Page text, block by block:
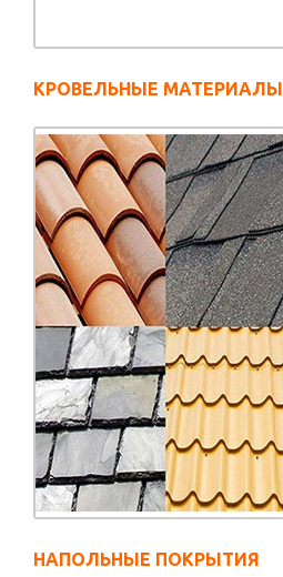
КРОВЕЛЬНЫЕ МАТЕРИАЛЫ
НАПОЛЬНЫЕ ПОКРЫТИЯ